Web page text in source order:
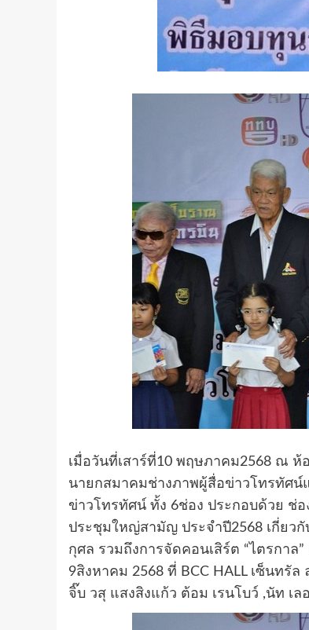
เมื่อวันที่เสาร์ที่10 พฤษภาคม2568 ณ
นายกสมาคมช่างภาพผู้สื่อข่าวโทรทัศน์
ข่าวโทรทัศน์ ทั้ง 6ช่อง ประกอบด้วย ช่
ประชุมใหญ่สามัญ ประจำปี2568 เกี่ยว
กุศล รวมถึงการจัดคอนเสิร์ต “ไตรกา
9สิงหาคม 2568 ที่ BCC HALL เซ็นท
จิ๊บ วสุ แสงสิงแก้ว ต้อม เรนโบว์ ,นัท เ